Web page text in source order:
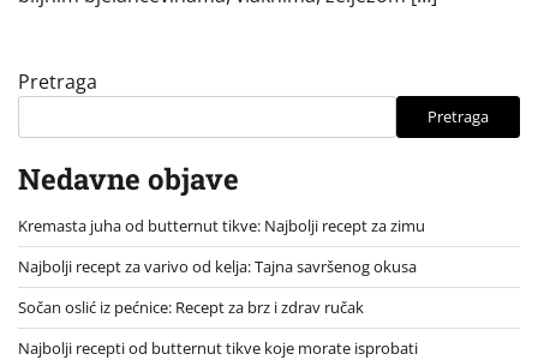
Pretraga
Pretraga
Nedavne objave
Kremasta juha od butternut tikve: Najbolji recept za zimu
Najbolji recept za varivo od kelja: Tajna savršenog okusa
Sočan oslić iz pećnice: Recept za brz i zdrav ručak
Najbolji recepti od butternut tikve koje morate isprobati